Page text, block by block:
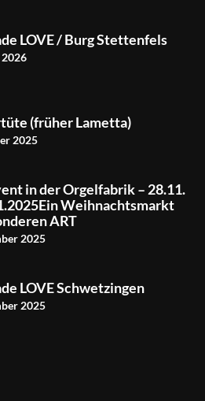
LOVE / Burg Stettenfels
2026
(früher Lametta)
2025
in der Orgelfabrik – 28.11.
Weihnachtsmarkt
ART
2025
LOVE Schwetzingen
2025